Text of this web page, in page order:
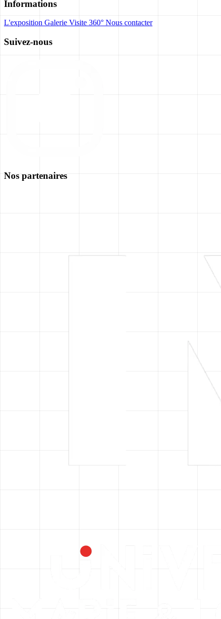
Informations
L'exposition Galerie Visite 360° Nous contacter
Suivez-nous
Nos partenaires